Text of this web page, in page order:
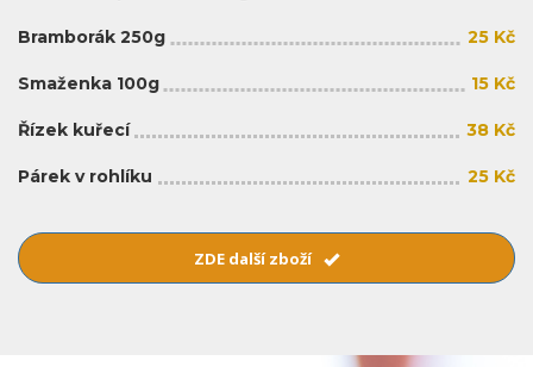
Bramborák 250g 25 Kč
Smaženka 100g 15 Kč
Řízek kuřecí 38 Kč
Párek v rohlíku 25 Kč
ZDE další zboží